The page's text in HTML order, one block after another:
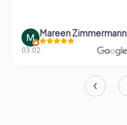
Mareen Zimmermann
03.02.